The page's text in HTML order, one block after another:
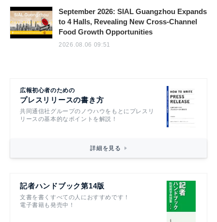
September 2026: SIAL Guangzhou Expands
to 4 Halls, Revealing New Cross-Channel
Food Growth Opportunities
2026.08.06 09:51
広報初心者のための
プレスリリースの書き方
共同通信社グループのノウハウをもとにプレスリ
リースの基本的なポイントを解説！
詳細を見る
記者ハンドブック第14版
文書を書くすべての人におすすめです！
電子書籍も発売中！